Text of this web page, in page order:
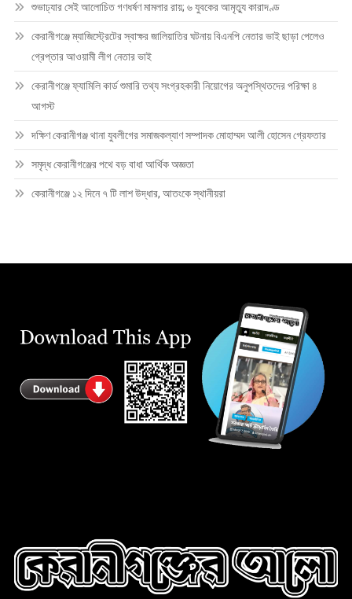
শুভাঢ্যার সেই আলোচিত গণধর্ষণ মামলার রায়; ৬ যুবকের আমৃত্যু কারাদণ্ড
কেরানীগঞ্জে ম্যাজিস্ট্রেটের স্বাক্ষর জালিয়াতির ঘটনায় বিএনপি নেতার ভাই ছাড়া পেলেও
গ্রেপ্তার আওয়ামী লীগ নেতার ভাই
কেরানীগঞ্জে ফ্যামিলি কার্ড শুমারি তথ্য সংগ্রহকারী নিয়োগের অনুপস্থিতদের পরিক্ষা ৪
আগস্ট
দক্ষিণ কেরানীগঞ্জ থানা যুবলীগের সমাজকল্যাণ সম্পাদক মোহাম্মদ আলী হোসেন গ্রেফতার
সমৃদ্ধ কেরানীগঞ্জের পথে বড় বাধা আর্থিক অজ্ঞতা
কেরানীগঞ্জে ১২ দিনে ৭ টি লাশ উদ্ধার, আতংকে স্থানীয়রা